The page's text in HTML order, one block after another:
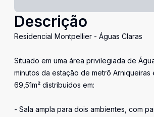
Descrição
Residencial Montpellier - Águas Claras
Situado em uma área privilegiada de
minutos da estação de metrô
69,51m² distribuídos em:
- Sala ampla para dois ambientes, com